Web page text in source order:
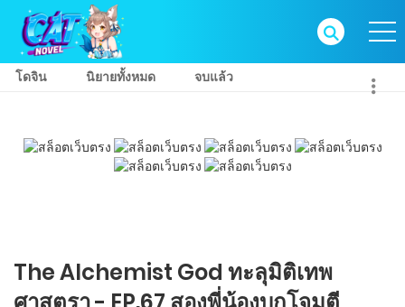
โดจิน นิยายทั้งหมด จบแล้ว
The Alchemist God ทะลุมิติเทพ